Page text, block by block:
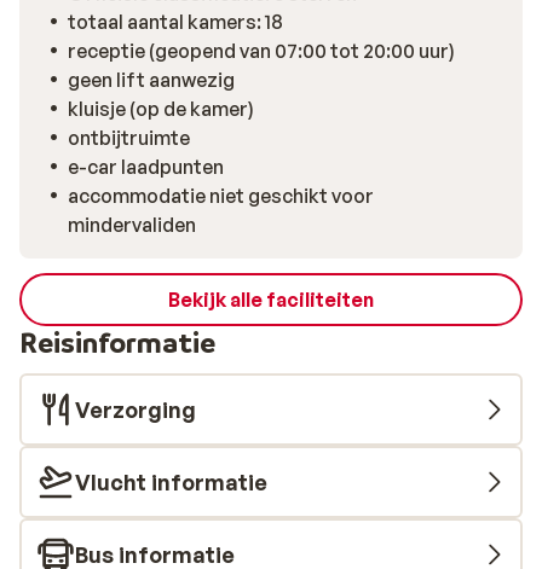
totaal aantal kamers: 18
receptie (geopend van 07:00 tot 20:00 uur)
geen lift aanwezig
kluisje (op de kamer)
ontbijtruimte
e-car laadpunten
accommodatie niet geschikt voor
mindervaliden
Bekijk alle faciliteiten
Reisinformatie
Verzorging
Vlucht informatie
Bus informatie